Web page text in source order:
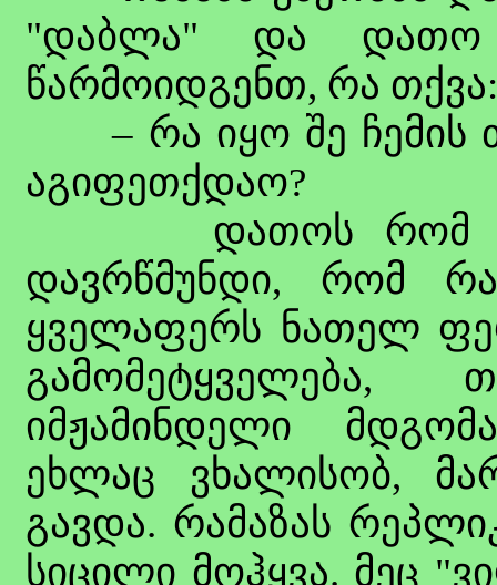
"დაბლა" და დათო
წარმოიდგენთ, რა თქვა:
– რა იყო შე ჩემის
აგიფეთქდაო?
დათოს რომ
დავრწმუნდი, რომ
ყველაფერს ნათელ
იმჟამინდელი
ეხლაც ვხალისობ,
გავდა. რამაზას
სიცილი მოჰყვა. მეც